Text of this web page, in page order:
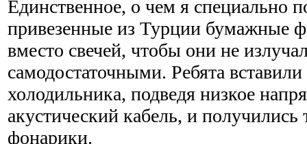
Единственное, о чем я специально
привезенные из Турции бумажные
вместо свечей, чтобы они не
самодостаточными. Ребята
холодильника, подведя низкое
акустический кабель, и получились
фонарики.